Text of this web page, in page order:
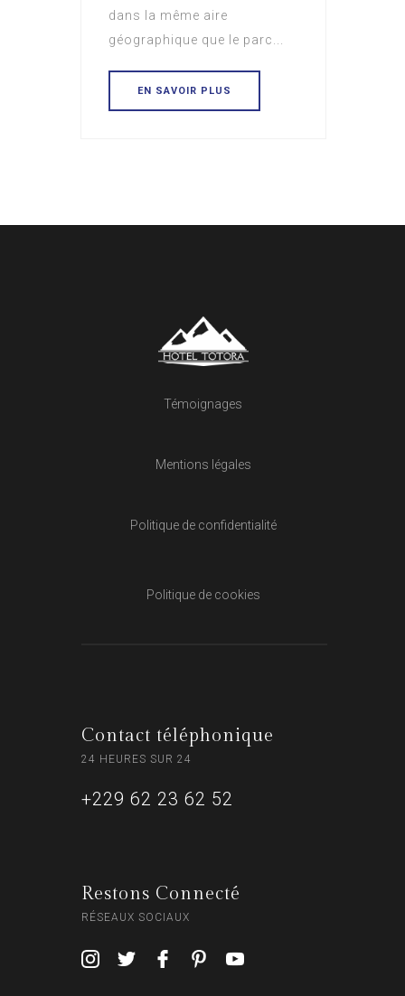
dans la même aire
géographique que le parc...
EN SAVOIR PLUS
Témoignages
Mentions légales
Politique de confidentialité
Politique de cookies
Contact téléphonique
24 HEURES SUR 24
+229 62 23 62 52
Restons Connecté
RÉSEAUX SOCIAUX